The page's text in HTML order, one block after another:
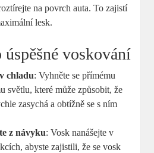
na povrch auta. To zajistí
lesk.
voskování
chladu: Vyhněte se přímému
světlu, které může způsobit, že
zasychá a obtížně se s ním
z návyku: Vosk nanášejte v
abyste zajistili, že se vosk